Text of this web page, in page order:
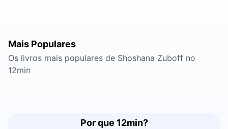
Mais Populares
Os livros mais populares de Shoshana Zuboff no
12min
Por que 12min?